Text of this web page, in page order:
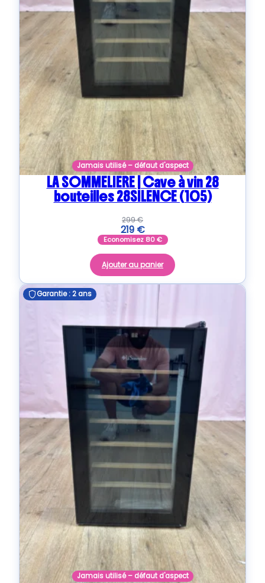
Jamais utilisé – défaut d'aspect
LA SOMMELIERE | Cave à vin 28
bouteilles 28SILENCE (105)
299€
219 €
Economisez 80€
Ajouter au panier
Garantie : 2 ans
Jamais utilisé – défaut d'aspect